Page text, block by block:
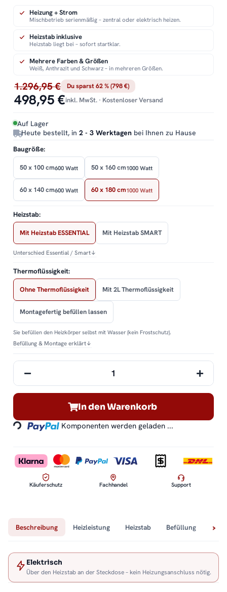
1.296,95 € Du sparst 62 % (798 €)
498,95 €inkl. MwSt. · Kostenloser Versand
Auf Lager
Heute bestellt, in 2 - 3 Werktagen bei Ihnen zu Hause
Heizung + Strom
Mischbetrieb serienmäßig – zentral oder elektrisch heizen.
Heizstab inklusive
Heizstab liegt bei – sofort startklar.
Mehrere Farben & Größen
Weiß, Anthrazit und Schwarz – in mehreren Größen.
Baugröße:
50 x 100 cm600 Watt 50 x 160 cm1000 Watt
60 x 140 cm600 Watt 60 x 180 cm1000 Watt
Heizstab:
Mit Heizstab ESSENTIAL Mit Heizstab SMART
Unterschied Essential / Smart↓
Thermoflüssigkeit:
Ohne Thermoflüssigkeit Mit 2L Thermoflüssigkeit
Montagefertig befüllen lassen
Sie befüllen den Heizkörper selbst mit Wasser (kein Frostschutz).
Befüllung & Montage erklärt↓
In den Warenkorb
Loading... Komponenten werden geladen ...
Käuferschutz Fachhandel Support
Beschreibung Heizleistung Heizstab Befüllung
Elektrisch
Über den Heizstab an der Steckdose – kein Heizungsanschluss nötig.